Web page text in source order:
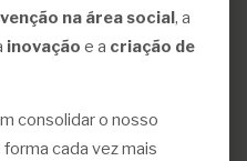
na área social, a
inovação e a criação de
consolidar o nosso
cada vez mais